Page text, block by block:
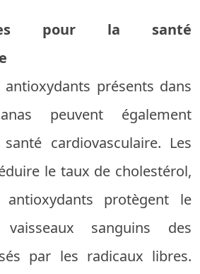
pour la santé
présents dans
peuvent également
cardiovasculaire. Les
le taux de cholestérol,
protègent le
sanguins des
par les radicaux libres.